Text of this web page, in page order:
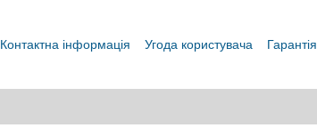
Контактна інформація Угода користувача Гарантія